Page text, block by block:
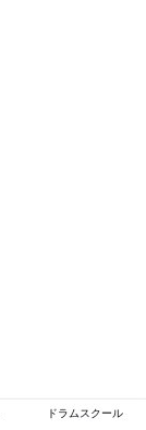
ドラムスクール